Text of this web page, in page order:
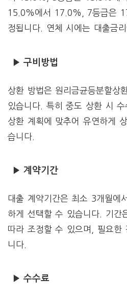
15.0%에서 17.0%, 7등급은
정됩니다. 연체 시에는 대출금
▶ 구비방법
상환 방법은 원리금균등분할상
있습니다. 특히 중도 상환 시 수
상환 계획에 맞추어 유연하게
습니다.
▶ 계약기간
대출 계약기간은 최소 3개월에
하게 선택할 수 있습니다. 기간
따라 조정할 수 있으며, 필요한
니다.
▶ 수수료